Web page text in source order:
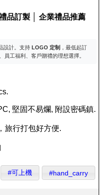
品訂製 │ 企業禮品推薦
設計。支持 LOGO 定制 ，最低起訂
員工福利、客戶贈禮的理想選擇。
堅固不易爛, 附設密碼鎮.
旅行打包好方便.
#可上機 #hand_carry